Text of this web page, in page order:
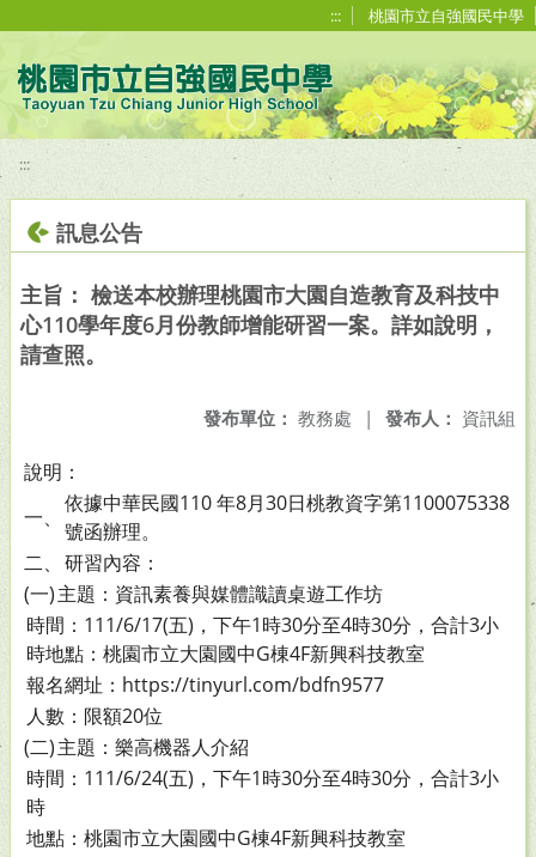
::: 桃園市立自強國民中學
:::
訊息公告
主旨： 檢送本校辦理桃園市大園自造教育及科技中
心110學年度6月份教師增能研習一案。詳如說明，
請查照。
發布人： 資訊組
發布單位： 教務處 |
說明：
一、
依據中華民國110 年8月30日桃教資字第1100075338
號函辦理。
二、 研習內容：
(一)主題：資訊素養與媒體識讀桌遊工作坊
時間：111/6/17(五)，下午1時30分至4時30分，合計3小
時地點：桃園市立大園國中G棟4F新興科技教室
報名網址：https://tinyurl.com/bdfn9577
人數：限額20位
(二)主題：樂高機器人介紹
時間：111/6/24(五)，下午1時30分至4時30分，合計3小
時
地點：桃園市立大園國中G棟4F新興科技教室